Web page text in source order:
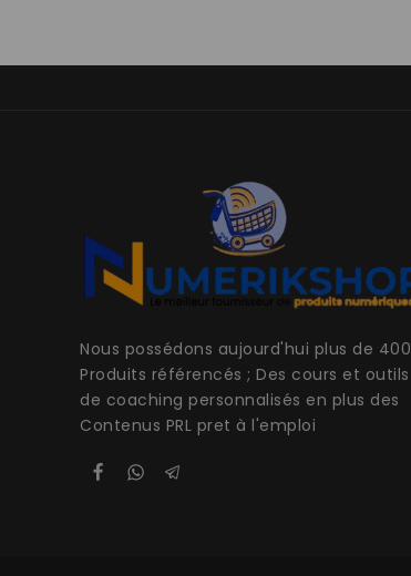
Nous possédons aujourd'hui plus de 400
Produits référencés ; Des cours et outils
de coaching personnalisés en plus des
Contenus PRL pret à l'emploi